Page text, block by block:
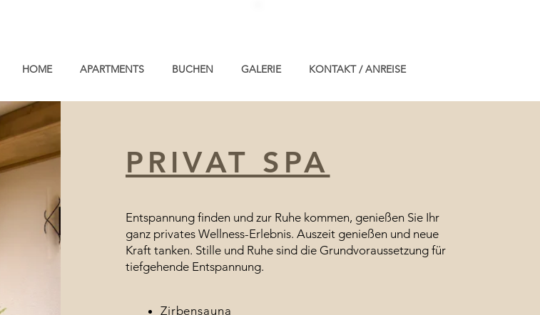
HOME APARTMENTS BUCHEN GALERIE KONTAKT / ANREISE
PRIVAT SPA
Entspannung finden und zur Ruhe kommen, genießen Sie Ihr
ganz privates Wellness-Erlebnis. Auszeit genießen und neue
Kraft tanken. Stille und Ruhe sind die Grundvoraussetzung für
tiefgehende Entspannung.
Zirbensauna